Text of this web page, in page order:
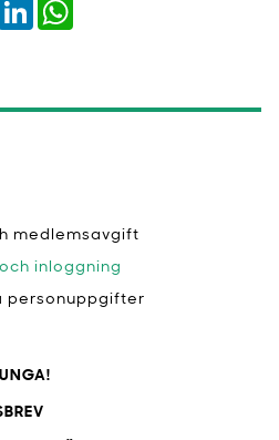
medlemsavgift
inloggning
personuppgifter